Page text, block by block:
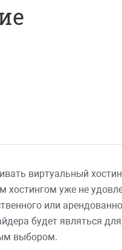
виртуальный
хостингом уже не
или
будет являться
выбором.